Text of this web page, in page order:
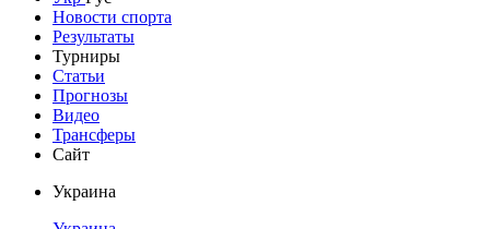
Новости спорта
Результаты
Турниры
Статьи
Прогнозы
Видео
Трансферы
Сайт
Украина